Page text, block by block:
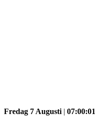
Fredag 7 Augusti | 07:00:01